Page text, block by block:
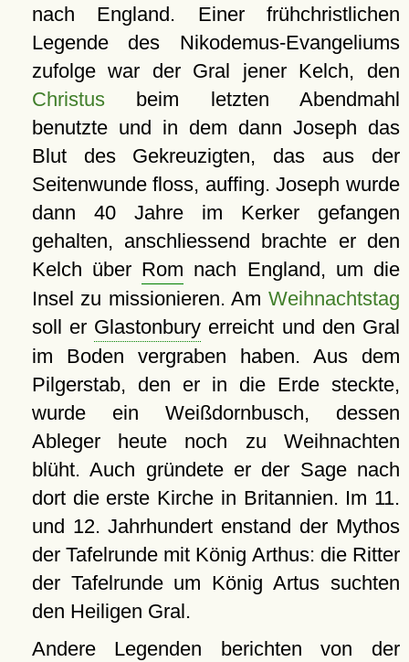
nach England. Einer frühchristlichen
Legende des Nikodemus-Evangeliums
zufolge war der Gral jener Kelch, den
Christusbeim letzten Abendmahl
benutzte und in dem dann Joseph das
Blut des Gekreuzigten, das aus der
Seitenwunde floss, auffing. Joseph wurde
dann 40 Jahre im Kerker gefangen
gehalten, anschliessend brachte er den
Kelch über Rom nach England, um die
Insel zu missionieren. Am Weihnachtstag
soll er Glastonbury erreicht und den Gral
im Boden vergraben haben. Aus dem
Pilgerstab, den er in die Erde steckte,
wurde ein Weißdornbusch, dessen
Ableger heute noch zu Weihnachten
blüht. Auch gründete er der Sage nach
dort die erste Kirche in Britannien. Im 11.
und 12. Jahrhundert enstand der Mythos
der Tafelrunde mit König Arthus: die Ritter
der Tafelrunde um König Artus suchten
den Heiligen Gral.
Andere Legenden berichten von der